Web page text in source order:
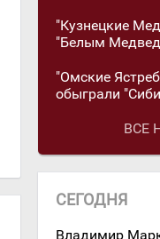
"Кузнецкие
"Белым
"Омские
обыграли
ВСЕ
СЕГОДНЯ
Владимир